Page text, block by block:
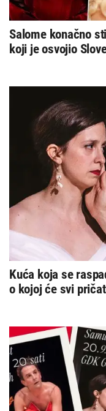
Salome konačno
koji je osvojio
Kuća koja se
o kojoj će svi